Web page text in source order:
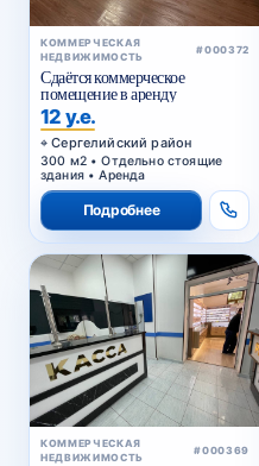
КОММЕРЧЕСКАЯ
НЕДВИЖИМОСТЬ
#000372
Сдаётся коммерческое
помещение в аренду
12 у.е.
Сергелийский район
300 м2 • Отдельно стоящие
здания • Аренда
Подробнее
КОММЕРЧЕСКАЯ
НЕДВИЖИМОСТЬ
#000369